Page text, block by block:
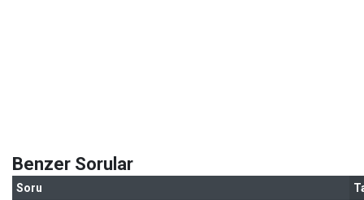
Benzer Sorular
Soru